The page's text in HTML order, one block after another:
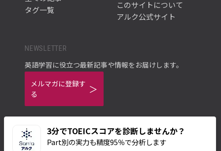
3分でTOEICスコアを診断しませんか？
Part別の実力も精度95％で分析します
タグ一覧
このサイトについて
アルク公式サイト
NEWSLETTER
英語学習に役立つ最新記事や情報をお届けします。
メルマガに登録す
る